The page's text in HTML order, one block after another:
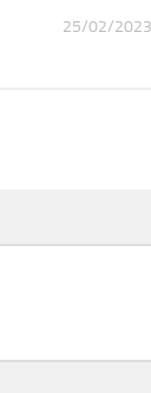
25/02/2023